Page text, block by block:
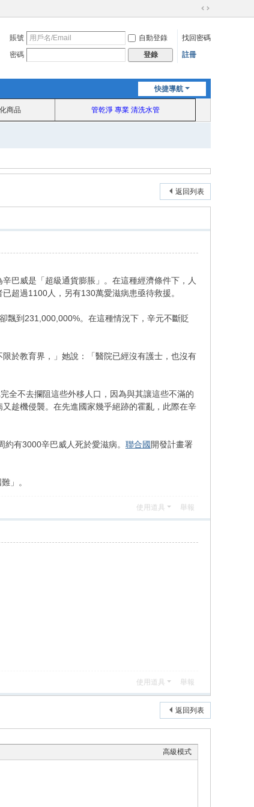
切
到
賬號 自動登錄
找回密碼
密碼
登錄 註冊
快捷導航
商品 管乾淨 專業 清洗水管
返回列表
巴威是「超級通貨膨脹」。在這種經濟條件下，人
超過1100人，另有130萬愛滋病患亟待救援。
飄到231,000,000%。在這種情況下，辛元不斷貶
於教育界，」她說：「醫院已經沒有護士，也沒有
全不去攔阻這些外移人口，因為與其讓這些不滿的
趁機侵襲。在先進國家幾乎絕跡的霍亂，此際在辛
有3000辛巴威人死於愛滋病。 聯合國 開發計畫署
」。
使用道具 舉報
使用道具 舉報
返回列表
高級模式